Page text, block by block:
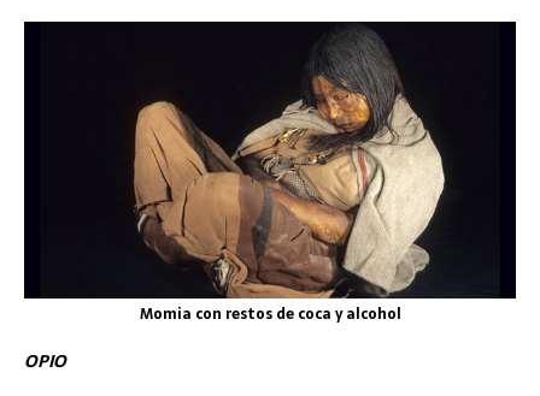
Momia con restos de coca y alcohol
OPIO